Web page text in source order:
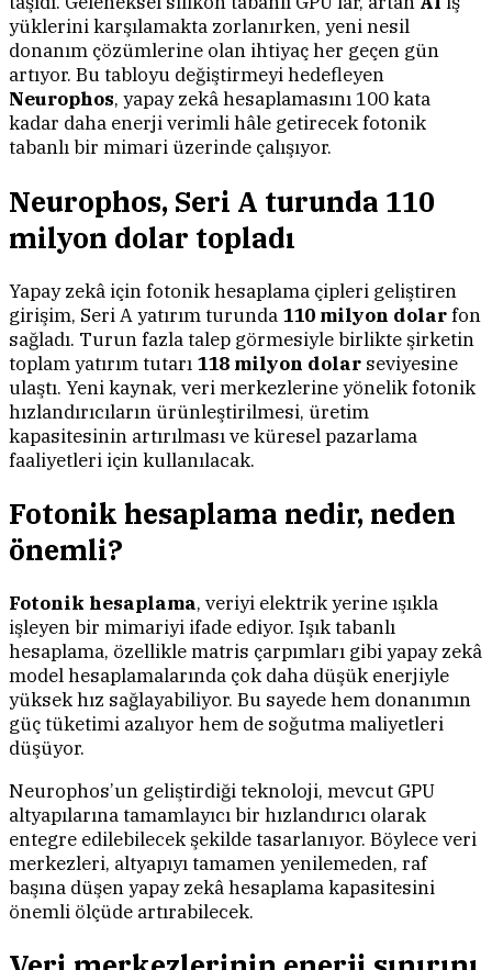
yüklerini karşılamakta zorlanırken, yeni nesil
donanım çözümlerine olan ihtiyaç her geçen gün
artıyor. Bu tabloyu değiştirmeyi hedefleyen
Neurophos, yapay zekâ hesaplamasını 100 kata
kadar daha enerji verimli hâle getirecek fotonik
tabanlı bir mimari üzerinde çalışıyor.
Neurophos, Seri A turunda 110
milyon dolar topladı
Yapay zekâ için fotonik hesaplama çipleri geliştiren
girişim, Seri A yatırım turunda 110 milyon dolarfon
sağladı. Turun fazla talep görmesiyle birlikte şirketin
toplam yatırım tutarı 118 milyon dolar seviyesine
ulaştı. Yeni kaynak, veri merkezlerine yönelik fotonik
hızlandırıcıların ürünleştirilmesi, üretim
kapasitesinin artırılması ve küresel pazarlama
faaliyetleri için kullanılacak.
Fotonik hesaplama nedir, neden
önemli?
Fotonik hesaplama, veriyi elektrik yerine ışıkla
işleyen bir mimariyi ifade ediyor. Işık tabanlı
hesaplama, özellikle matris çarpımları gibi yapay zekâ
model hesaplamalarında çok daha düşük enerjiyle
yüksek hız sağlayabiliyor. Bu sayede hem donanımın
güç tüketimi azalıyor hem de soğutma maliyetleri
düşüyor.
Neurophos’un geliştirdiği teknoloji, mevcut GPU
altyapılarına tamamlayıcı bir hızlandırıcı olarak
entegre edilebilecek şekilde tasarlanıyor. Böylece veri
merkezleri, altyapıyı tamamen yenilemeden, raf
başına düşen yapay zekâ hesaplama kapasitesini
önemli ölçüde artırabilecek.